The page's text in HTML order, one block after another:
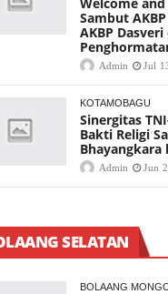
Sambut
AKBP
Admin Jul
KOTAMOBAGU
Sinergitas
Bakti Religi
Bhayangkara
Admin Jun
SELATAN
BOLAANG